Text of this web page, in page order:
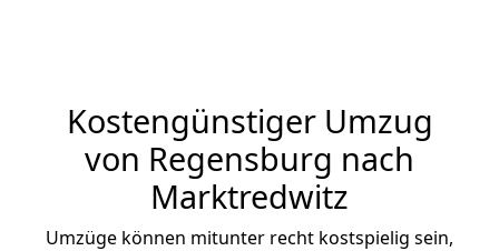
Kostengünstiger Umzug
von Regensburg nach
Marktredwitz
Umzüge können mitunter recht kostspielig sein,